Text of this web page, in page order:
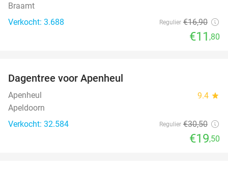
Braamt
Verkocht: 3.688
Regulier €16,90
€11 ,80
Dagentree voor Apenheul
Apenheul 9.4 star
Apeldoorn
Verkocht: 32.584
Regulier €30,50
€19,50